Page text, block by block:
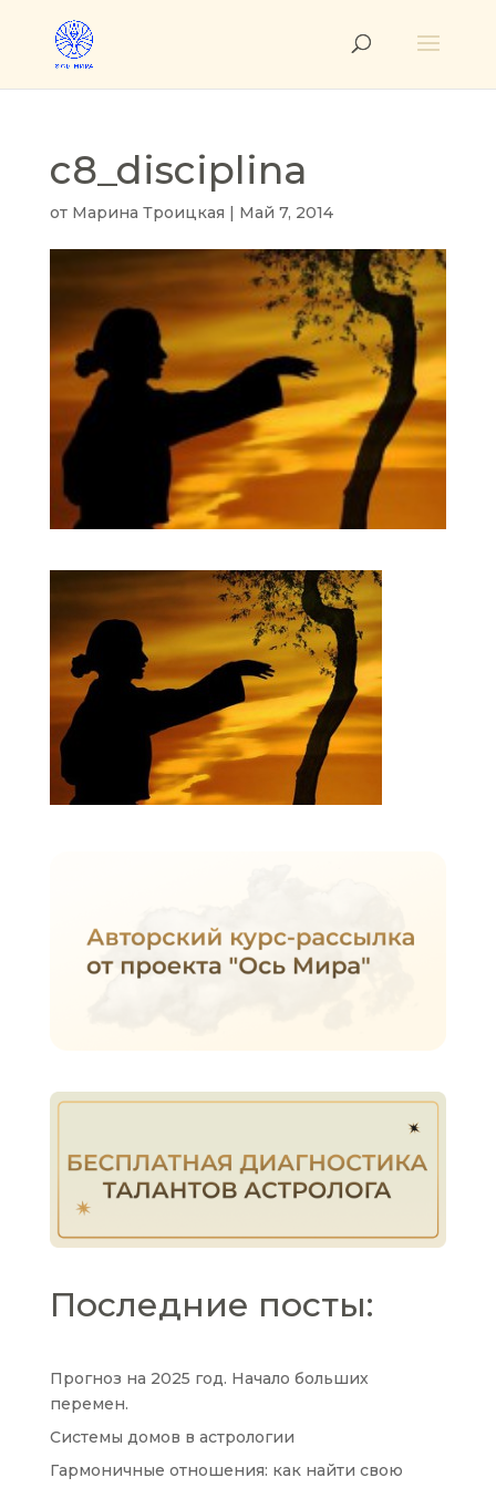
c8_disciplina
от Марина Троицкая | Май 7, 2014
Последние посты:
Прогноз на 2025 год. Начало больших
перемен.
Системы домов в астрологии
Гармоничные отношения: как найти свою